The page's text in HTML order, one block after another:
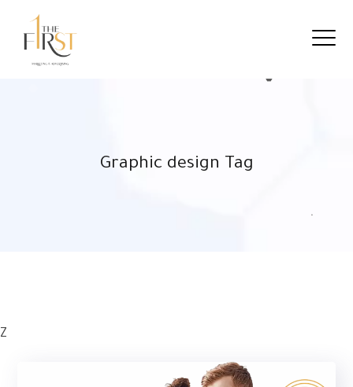
Graphic design Tag
Z